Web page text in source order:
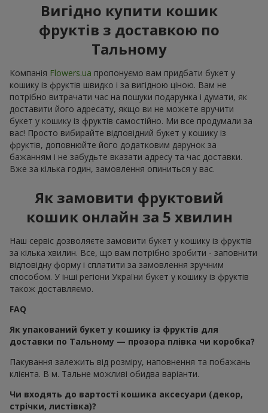
Вигідно купити кошик
фруктів з доставкою по
Тальному
Компанія Flowers.ua пропонуємо вам придбати букет у
кошику із фруктів швидко і за вигідною ціною. Вам не
потрібно витрачати час на пошуки подарунка і думати, як
доставити його адресату, якщо ви не можете вручити
букет у кошику із фруктів самостійно. Ми все продумали за
вас! Просто вибирайте відповідний букет у кошику із
фруктів, доповнюйте його додатковим дарунок за
бажанням і не забудьте вказати адресу та час доставки.
Вже за кілька годин, замовлення опиниться у вас.
Як замовити фруктовий
кошик онлайн за 5 хвилин
Наш сервіс дозволяєте замовити букет у кошику із фруктів
за кілька хвилин. Все, що вам потрібно зробити - заповнити
відповідну форму і сплатити за замовлення зручним
способом. У інші регіони України букет у кошику із фруктів
також доставляємо.
FAQ
Як упакований букет у кошику із фруктів для
доставки по Тальному — прозора плівка чи коробка?
Пакування залежить від розміру, наповнення та побажань
клієнта. В м. Тальне можливі обидва варіанти.
Чи входять до вартості кошика аксесуари (декор,
стрічки, листівка)?